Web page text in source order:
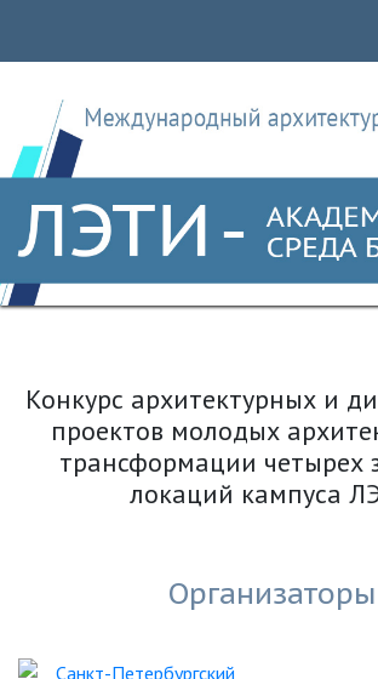
Конкурс архитектурных и
проектов молодых
трансформации четырех
локаций кампуса
Организаторы